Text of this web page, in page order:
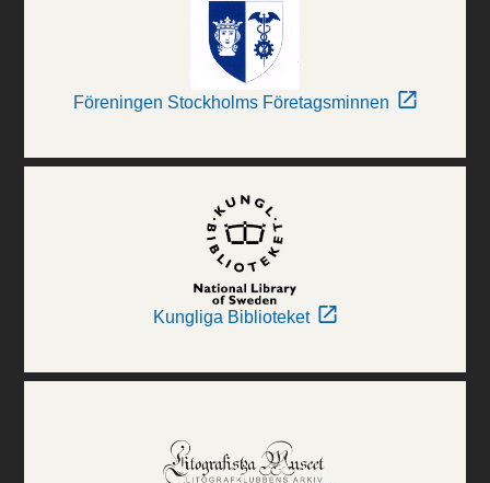
Föreningen Stockholms Företagsminnen
Kungliga Biblioteket